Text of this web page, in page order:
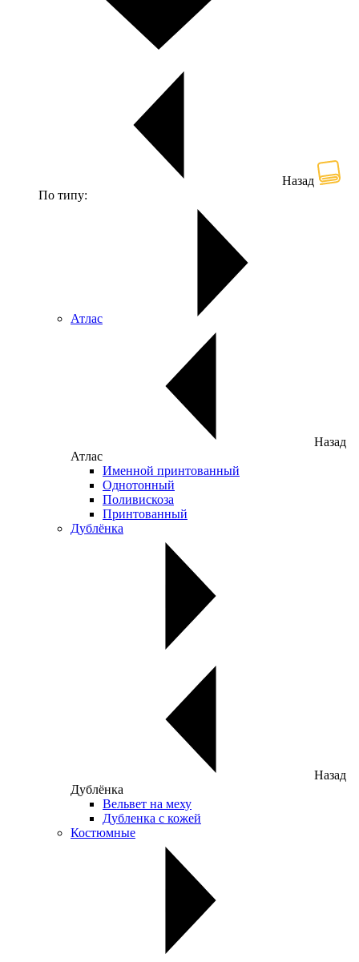
Назад
По типу:
Атлас
Назад
Атлас
Именной принтованный
Однотонный
Поливискоза
Принтованный
Дублёнка
Назад
Дублёнка
Вельвет на меху
Дубленка с кожей
Костюмные